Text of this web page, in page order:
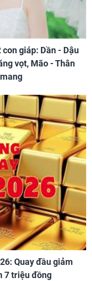
giáp: Dần - Dậu
vọt, Mão - Thân
Quay đầu giảm
7 triệu đồng